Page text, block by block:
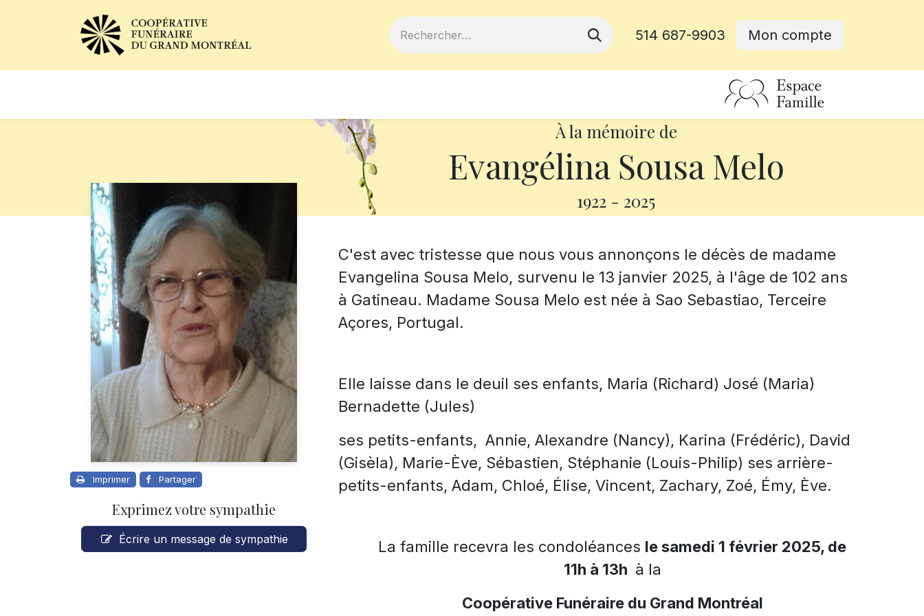
514 687-9903 Mon compte
À la mémoire de
Evangélina Sousa Melo
1922 - 2025
Imprimer Partager
Exprimez votre sympathie
Écrire un message de sympathie
C'est avec tristesse que nous vous annonçons le décès de madame
Evangelina Sousa Melo, survenu le 13 janvier 2025, à l'âge de 102 ans
à Gatineau. Madame Sousa Melo est née à Sao Sebastiao, Terceire
Açores, Portugal.
Elle laisse dans le deuil ses enfants, Maria (Richard) José (Maria)
Bernadette (Jules)
ses petits-enfants, Annie, Alexandre (Nancy), Karina (Frédéric), David
(Gisèla), Marie-Ève, Sébastien, Stéphanie (Louis-Philip) ses arrière-
petits-enfants, Adam, Chloé, Élise, Vincent, Zachary, Zoé, Émy, Ève.
La famille recevra les condoléances le samedi 1 février 2025, de
11h à 13h à la
Coopérative Funéraire du Grand Montréal